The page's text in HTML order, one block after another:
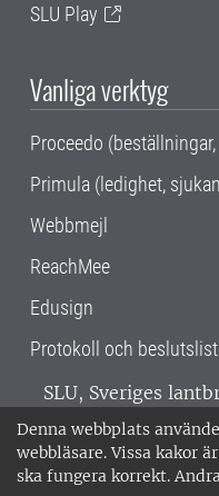
Denna webbplats
webbläsare. Vissa kakor
ska fungera korrekt.
SLU Play
Vanliga verktyg
Proceedo
Primula (ledighet,
Webbmejl
ReachMee
Edusign
Protokoll och
SLU, Sveriges
verksamhet över
Alnarp, Uppsala
miljöcertifierat